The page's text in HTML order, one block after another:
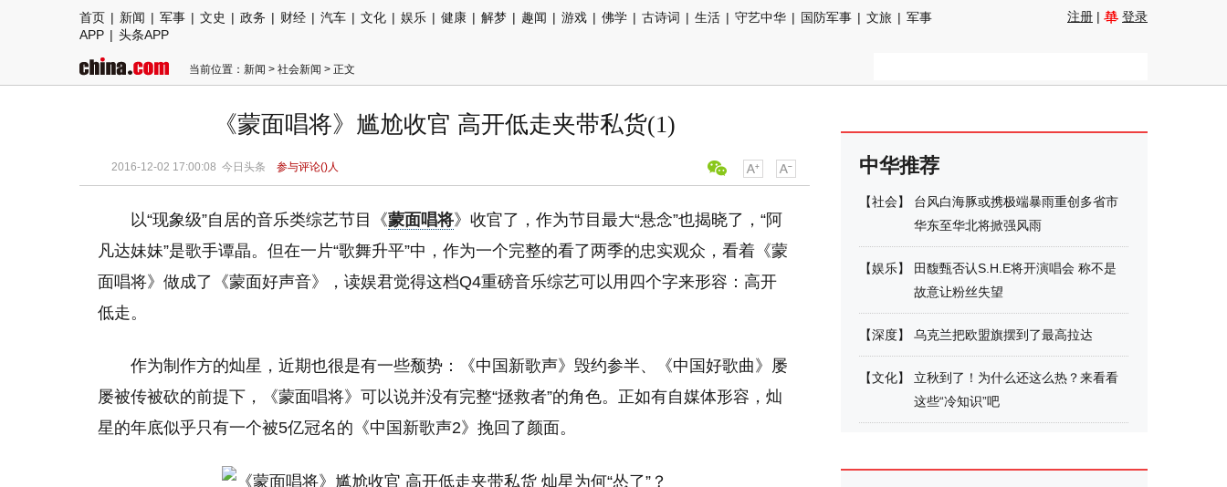
首页 | 新闻 | 军事 | 文史 | 政务 | 财经 | 汽车 | 文化 | 娱乐 | 健康 | 解梦 | 趣闻 | 游戏 | 佛学 | 古诗词 | 生活 | 守艺中华 | 国防军事 | 文旅 | 军事
APP | 头条APP
注册 | 登录
当前位置： 新闻 > 社会新闻 > 正文
《蒙面唱将》尴尬收官 高开低走夹带私货(1)
2016-12-02 17:00:08 今日头条 参与评论()人
以“现象级”自居的音乐类综艺节目《蒙面唱将》收官了，作为节目最大“悬念”也揭晓了，“阿
凡达妹妹”是歌手谭晶。但在一片“歌舞升平”中，作为一个完整的看了两季的忠实观众，看着《蒙
面唱将》做成了《蒙面好声音》，读娱君觉得这档Q4重磅音乐综艺可以用四个字来形容：高开
低走。
作为制作方的灿星，近期也很是有一些颓势：《中国新歌声》毁约参半、《中国好歌曲》屡
屡被传被砍的前提下，《蒙面唱将》可以说并没有完整“拯救者”的角色。正如有自媒体形容，灿
星的年底似乎只有一个被5亿冠名的《中国新歌声2》挽回了颜面。
中华推荐
【社会】
台风白海豚或携极端暴雨重创多省市
华东至华北将掀强风雨
【娱乐】
田馥甄否认S.H.E将开演唱会 称不是
故意让粉丝失望
【深度】 乌克兰把欧盟旗摆到了最高拉达
【文化】
立秋到了！为什么还这么热？来看看
这些“冷知识”吧